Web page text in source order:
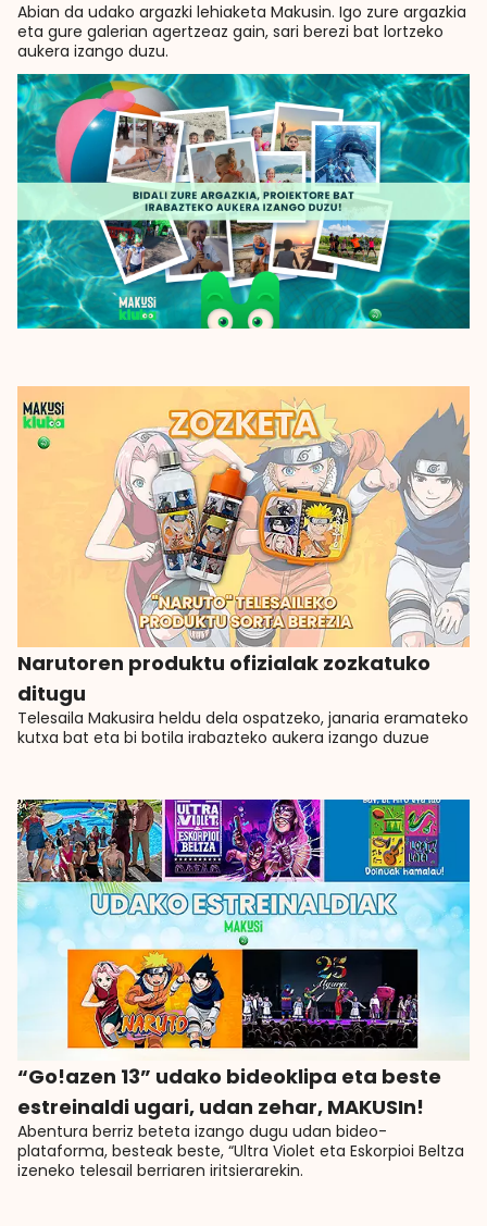
Abian da udako argazki lehiaketa Makusin. Igo zure argazkia
eta gure galerian agertzeaz gain, sari berezi bat lortzeko
aukera izango duzu.
Narutoren produktu ofizialak zozkatuko
ditugu
Telesaila Makusira heldu dela ospatzeko, janaria eramateko
kutxa bat eta bi botila irabazteko aukera izango duzue
“Go!azen 13” udako bideoklipa eta beste
estreinaldi ugari, udan zehar, MAKUSIn!
Abentura berriz beteta izango dugu udan bideo-
plataforma, besteak beste, “Ultra Violet eta Eskorpioi Beltza
izeneko telesail berriaren iritsierarekin.